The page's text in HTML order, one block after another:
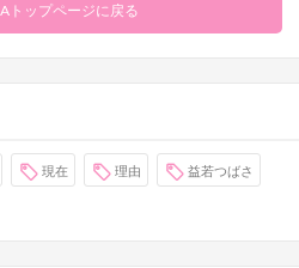
トップページに戻る
現在 理由 益若つばさ